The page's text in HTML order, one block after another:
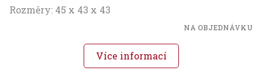
Rozměry: 45 x 43 x 43
NA OBJEDNÁVKU
Více informací